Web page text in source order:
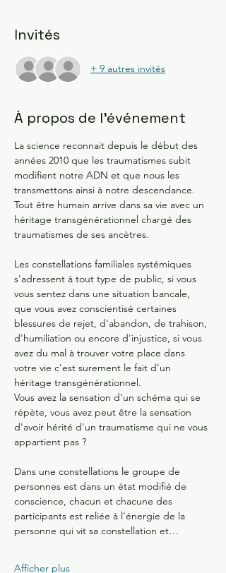
Invités
+ 9 autres invités
À propos de l'événement
La science reconnait depuis le début des
années 2010 que les traumatismes subit
modifient notre ADN et que nous les
transmettons ainsi à notre descendance.
Tout être humain arrive dans sa vie avec un
héritage transgénérationnel chargé des
traumatismes de ses ancètres.
Les constellations familiales systémiques
s'adressent à tout type de public, si vous
vous sentez dans une situation bancale,
que vous avez conscientisé certaines
blessures de rejet, d'abandon, de trahison,
d'humiliation ou encore d'injustice, si vous
avez du mal à trouver votre place dans
votre vie c'est surement le fait d'un
héritage transgénérationnel.
Vous avez la sensation d'un schéma qui se
répète, vous avez peut être la sensation
d'avoir hérité d'un traumatisme qui ne vous
appartient pas ?
Dans une constellations le groupe de
personnes est dans un état modifié de
conscience, chacun et chacune des
participants est reliée à l'énergie de la
personne qui vit sa constellation et…
Afficher plus